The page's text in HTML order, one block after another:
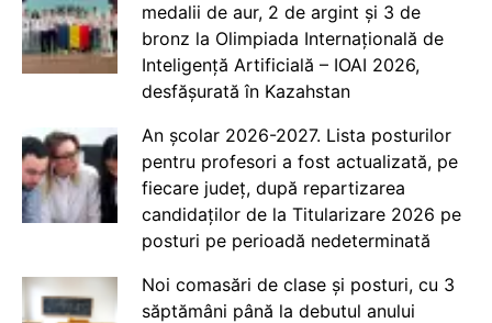
medalii de aur, 2 de argint și 3 de
bronz la Olimpiada Internațională de
Inteligență Artificială – IOAI 2026,
desfășurată în Kazahstan
An școlar 2026-2027. Lista posturilor
pentru profesori a fost actualizată, pe
fiecare județ, după repartizarea
candidaților de la Titularizare 2026 pe
posturi pe perioadă nedeterminată
Noi comasări de clase și posturi, cu 3
săptămâni până la debutul anului